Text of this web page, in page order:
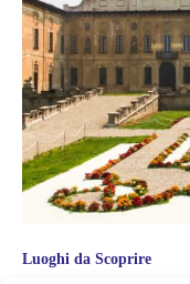
Luoghi da Scoprire